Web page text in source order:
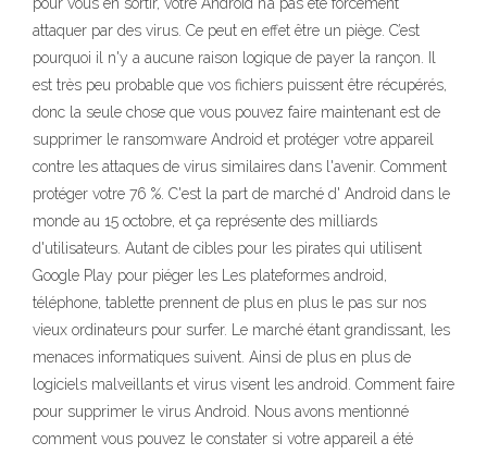
attaquer par des virus. Ce peut en effet être un piège. C’est
pourquoi il n'y a aucune raison logique de payer la rançon. Il
est très peu probable que vos fichiers puissent être récupérés,
donc la seule chose que vous pouvez faire maintenant est de
supprimer le ransomware Android et protéger votre appareil
contre les attaques de virus similaires dans l'avenir. Comment
protéger votre 76 %. C'est la part de marché d' Android dans le
monde au 15 octobre, et ça représente des milliards
d'utilisateurs. Autant de cibles pour les pirates qui utilisent
Google Play pour piéger les Les plateformes android,
téléphone, tablette prennent de plus en plus le pas sur nos
vieux ordinateurs pour surfer. Le marché étant grandissant, les
menaces informatiques suivent. Ainsi de plus en plus de
logiciels malveillants et virus visent les android. Comment faire
pour supprimer le virus Android. Nous avons mentionné
comment vous pouvez le constater si votre appareil a été